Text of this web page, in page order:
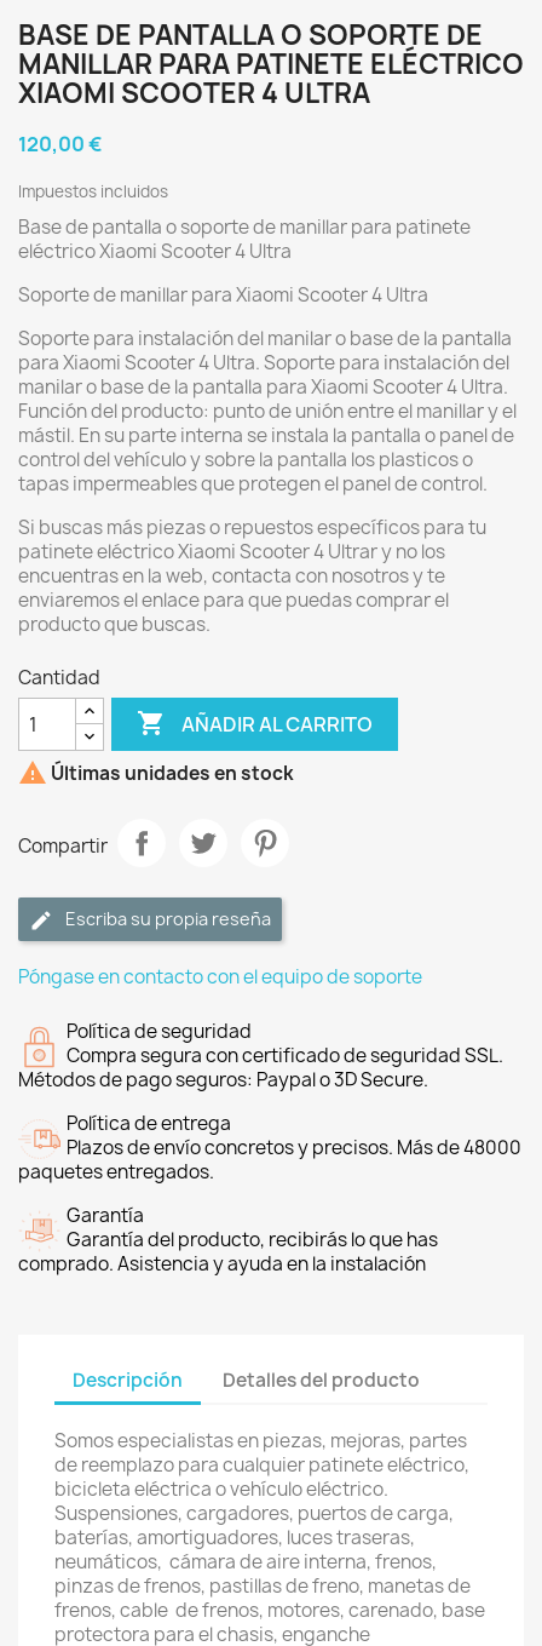
BASE DE PANTALLA O SOPORTE DE
MANILLAR PARA PATINETE ELÉCTRICO
XIAOMI SCOOTER 4 ULTRA
120,00 €
Impuestos incluidos
Base de pantalla o soporte de manillar para patinete
eléctrico Xiaomi Scooter 4 Ultra
Soporte de manillar para Xiaomi Scooter 4 Ultra
Soporte para instalación del manilar o base de la pantalla
para Xiaomi Scooter 4 Ultra. Soporte para instalación del
manilar o base de la pantalla para Xiaomi Scooter 4 Ultra.
Función del producto: punto de unión entre el manillar y el
mástil. En su parte interna se instala la pantalla o panel de
control del vehículo y sobre la pantalla los plasticos o
tapas impermeables que protegen el panel de control.
Si buscas más piezas o repuestos específicos para tu
patinete eléctrico Xiaomi Scooter 4 Ultrar y no los
encuentras en la web, contacta con nosotros y te
enviaremos el enlace para que puedas comprar el
producto que buscas.
Cantidad
 AÑADIR AL CARRITO
 Últimas unidades en stock
Compartir
Escriba su propia reseña
Póngase en contacto con el equipo de soporte
Política de seguridad
Compra segura con certificado de seguridad SSL.
Métodos de pago seguros: Paypal o 3D Secure.
Política de entrega
Plazos de envío concretos y precisos. Más de 48000
paquetes entregados.
Garantía
Garantía del producto, recibirás lo que has
comprado. Asistencia y ayuda en la instalación
Descripción Detalles del producto
Somos especialistas en piezas, mejoras, partes
de reemplazo para cualquier patinete eléctrico,
bicicleta eléctrica o vehículo eléctrico.
Suspensiones, cargadores, puertos de carga,
baterías, amortiguadores, luces traseras,
neumáticos, cámara de aire interna, frenos,
pinzas de frenos, pastillas de freno, manetas de
frenos, cable de frenos, motores, carenado, base
protectora para el chasis, enganche